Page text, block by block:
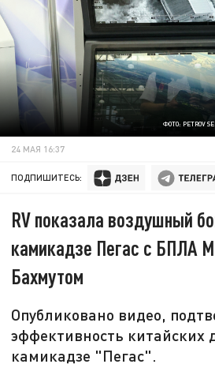
ФОТО: PETROV
24 МАЯ 16:37
ПОДПИШИТЕСЬ:
RV показала воздушный
камикадзе Пегас с БПЛА
Бахмутом
Опубликовано видео,
эффективность китайских
камикадзе "Пегас".